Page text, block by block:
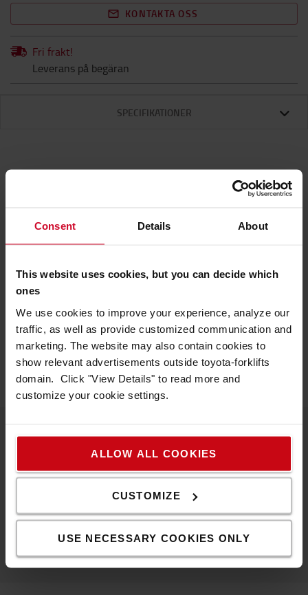
Consent Details About
This website uses cookies, but you can decide which
ones
We use cookies to improve your experience, analyze our
traffic, as well as provide customized communication and
marketing. The website may also contain cookies to
show relevant advertisements outside toyota-forklifts
domain. Click "View Details" to read more and
customize your cookie settings.
ALLOW ALL COOKIES
CUSTOMIZE
USE NECESSARY COOKIES ONLY
KONTAKTA OSS
Fri frakt!
Leverans på begäran
SPECIFIKATIONER
Vattenpåfyllningsslang och ändhatt för centrala
vattenpåfyllningssystem
Teknisk beskrivning
* Material: PVC
Specifikation
Längd:1m
Populära trucktillbehör
SE VÅRT SORTIMENT AV TRUCKUTRUSTNING OCH